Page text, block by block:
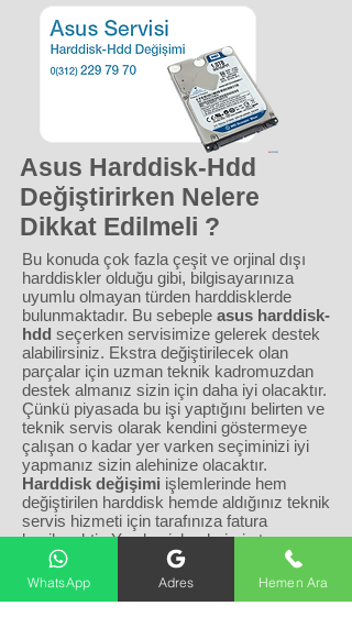
Asus Harddisk-Hdd
Değiştirirken Nelere
Dikkat Edilmeli ?
Bu konuda çok fazla çeşit ve orjinal dışı
harddiskler olduğu gibi, bilgisayarınıza
uyumlu olmayan türden harddisklerde
bulunmaktadır. Bu sebeple asus harddisk-
hdd seçerken servisimize gelerek destek
alabilirsiniz. Ekstra değiştirilecek olan
parçalar için uzman teknik kadromuzdan
destek almanız sizin için daha iyi olacaktır.
Çünkü piyasada bu işi yaptığını belirten ve
teknik servis olarak kendini göstermeye
çalışan o kadar yer varken seçiminizi iyi
yapmanız sizin alehinize olacaktır.
Harddisk değişimi işlemlerinde hem
değiştirilen harddisk hemde aldığınız teknik
servis hizmeti için tarafınıza fatura
kesilecektir. Yapılan işlemlerimiz tamamen
garanti kapsamı altında olup cihazınız
teknik uzman kadromuz tarafından
güvence altındadır.
WhatsApp Adres Hemen Ara